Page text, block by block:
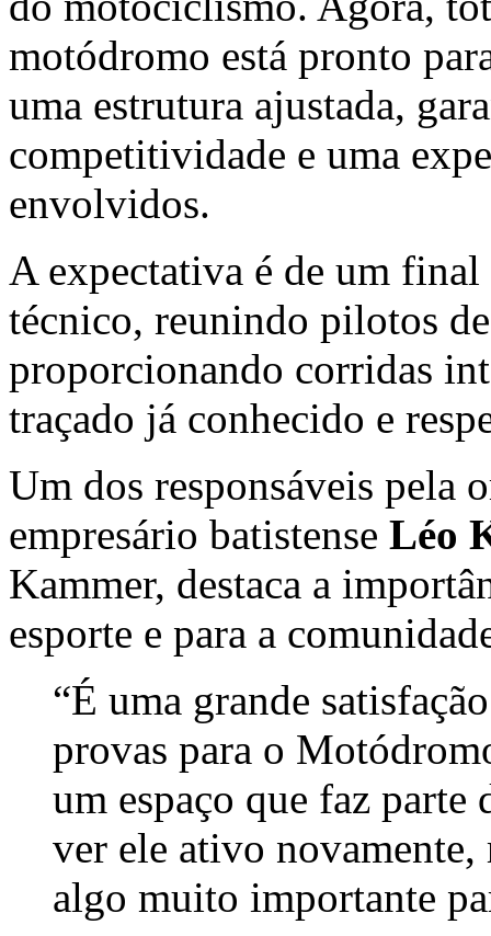
motódromo está pronto
uma estrutura ajustada,
competitividade e uma
envolvidos.
A expectativa é de um
técnico, reunindo pilotos
proporcionando corridas
traçado já conhecido e
Um dos responsáveis pela
empresário batistense Léo
Kammer, destaca a
esporte e para a
“É uma grande
provas para o
um espaço que faz parte
ver ele ativo
algo muito importante